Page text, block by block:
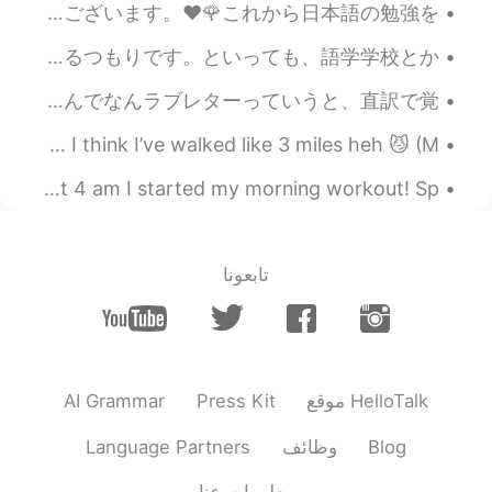
おはようございます。☀皆さんの温かいコメントありがとうございます。この二週間色な事があって、とても大変でしたけど、やっと落ち着いた。心配してくれてありがとうございます。❤🌹これから日本語の勉強を...
前からずっと日本に留学したいと思っていたんですが、今まで調べた限りでは自分に合うプログラムはなかなかなさそうです。日本語能力試験の二級を持ち、今年は一級を取るつもりです。といっても、語学学校とか...
もっとあります笑 今まで、心まで届いた生徒が一人しかいない。 ２ページの手紙書いてくた、笑でもその子の言葉で「手紙じゃないよ、ラブレター💌です」って ほんでなんラブレターっていうと、直訳で覚...
So I’ve been out for hours and it’s a beautiful day ~ I think I’ve walked like 3 miles heh 😼 (M...
Good morning, World! 🌎 I couldn’t sleep last night so at 4 am I started my morning workout! Sp...
تابعونا
AI Grammar Press Kit موقع HelloTalk
Language Partners وظائف Blog